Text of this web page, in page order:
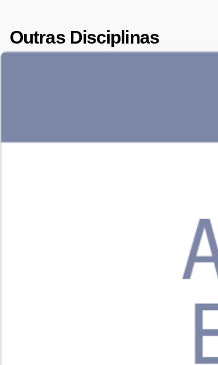
Outras Disciplinas